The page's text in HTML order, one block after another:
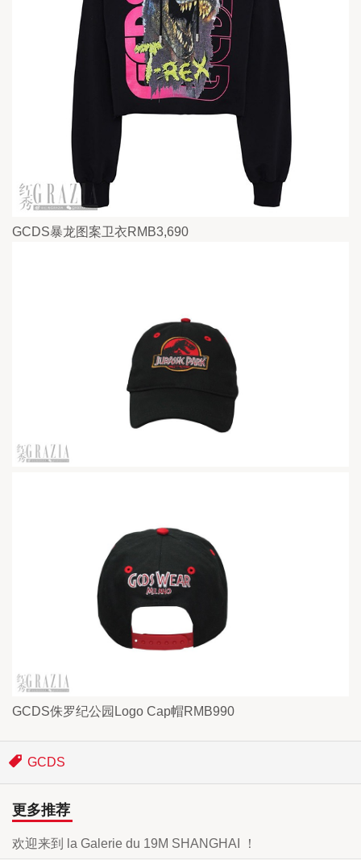
GCDS暴龙图案卫衣RMB3,690
GCDS侏罗纪公园Logo Cap帽RMB990
GCDS
更多推荐
欢迎来到 la Galerie du 19M SHANGHAI ！